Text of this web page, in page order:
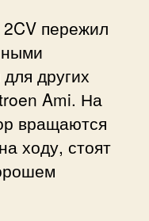
пережил
других
Ami. На
вращаются
ходу, стоят